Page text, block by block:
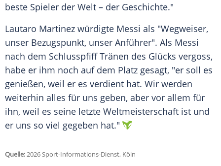
beste Spieler der Welt – der Geschichte."
Lautaro Martinez würdigte Messi als "Wegweiser,
unser Bezugspunkt, unser Anführer". Als Messi
nach dem Schlusspfiff Tränen des Glücks vergoss,
habe er ihm noch auf dem Platz gesagt, "er soll es
genießen, weil er es verdient hat. Wir werden
weiterhin alles für uns geben, aber vor allem für
ihn, weil es seine letzte Weltmeisterschaft ist und
er uns so viel gegeben hat."
Quelle:2026 Sport-Informations-Dienst, Köln